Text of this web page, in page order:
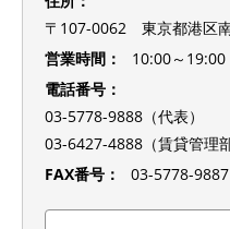
〒107-0062 東京都港区
営業時間：
10:00～19:00
電話番号：
03-5778-9888（代表）
03-6427-4888（賃貸管理部
FAX番号：
03-5778-9887